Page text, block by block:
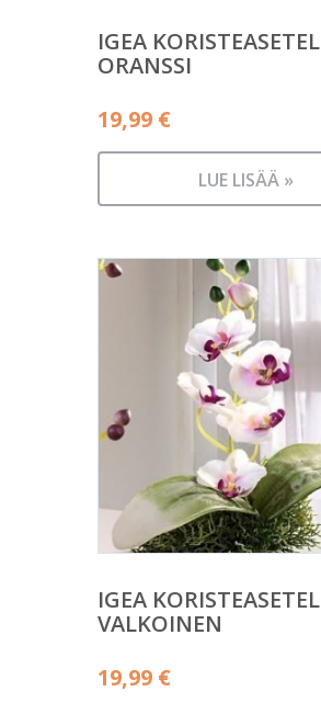
IGEA
ORANSSI
19,99 €
LUE LISÄÄ »
IGEA
VALKOINEN
19,99 €